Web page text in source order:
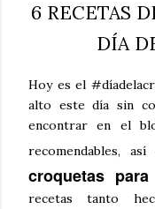
6 RECETAS
DÍA
Hoy es el
alto este día sin
encontrar en el
recomendables,
croquetas
recetas tanto